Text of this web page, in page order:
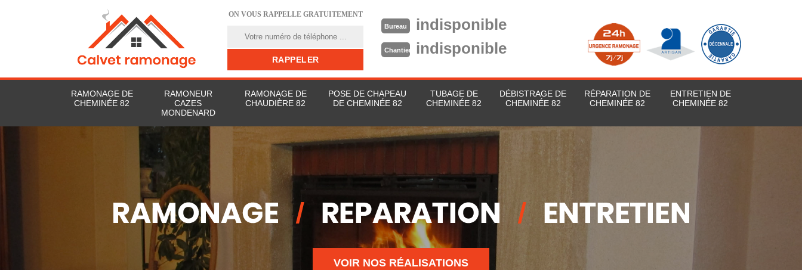
ON VOUS RAPPELLE GRATUITEMENT
Bureau indisponible
Chantier indisponible
RAMONAGE DE
CHEMINÉE 82
RAMONEUR
CAZES
MONDENARD
RAMONAGE DE
CHAUDIÈRE 82
POSE DE CHAPEAU
DE CHEMINÉE 82
TUBAGE DE
CHEMINÉE 82
DÉBISTRAGE DE
CHEMINÉE 82
RÉPARATION DE
CHEMINÉE 82
ENTRETIEN DE
CHEMINÉE 82
VOIR NOS RÉALISATIONS